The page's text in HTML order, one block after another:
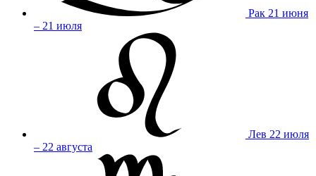
Рак 21 июня
– 21 июля
Лев 22 июля
– 22 августа